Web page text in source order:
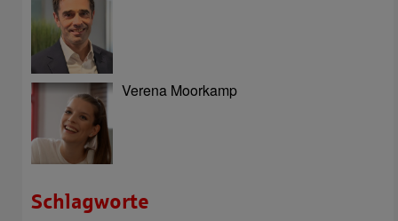
Verena Moorkamp
Schlagworte